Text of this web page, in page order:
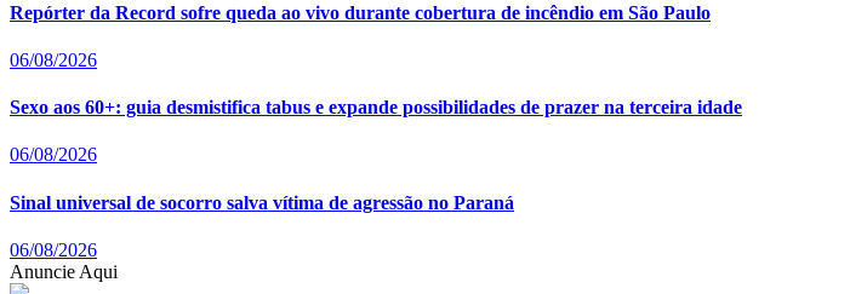
Repórter da Record sofre queda ao vivo durante cobertura de incêndio em São Paulo
06/08/2026
Sexo aos 60+: guia desmistifica tabus e expande possibilidades de prazer na terceira idade
06/08/2026
Sinal universal de socorro salva vítima de agressão no Paraná
06/08/2026
Anuncie Aqui